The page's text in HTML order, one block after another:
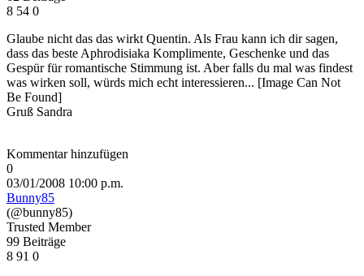
8 54 0
Glaube nicht das das wirkt Quentin. Als Frau kann ich dir sagen,
dass das beste Aphrodisiaka Komplimente, Geschenke und das
Gespür für romantische Stimmung ist. Aber falls du mal was findest
was wirken soll, würds mich echt interessieren... [Image Can Not
Be Found]
Gruß Sandra
Kommentar hinzufügen
0
03/01/2008 10:00 p.m.
Bunny85
(@bunny85)
Trusted Member
99 Beiträge
8 91 0